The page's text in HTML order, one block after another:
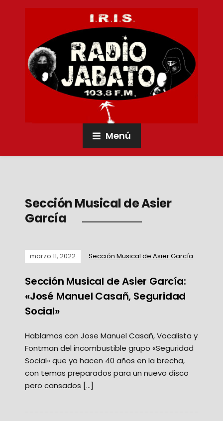
Menú
Sección Musical de Asier
García
marzo 11, 2022 Sección Musical de Asier García
Sección Musical de Asier García:
«José Manuel Casañ, Seguridad
Social»
Hablamos con Jose Manuel Casañ, Vocalista y
Fontman del incombustible grupo «Seguridad
Social» que ya hacen 40 años en la brecha,
con temas preparados para un nuevo disco
pero cansados […]